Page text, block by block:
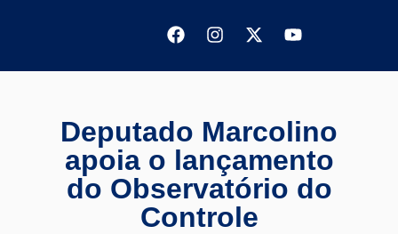
Deputado Marcolino
apoia o lançamento
do Observatório do
Controle